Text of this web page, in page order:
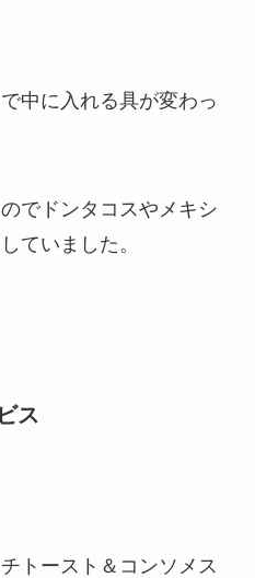
中に入れる具が変わっ
でドンタコスやメキシ
ていました。
ス
トースト＆コンソメス